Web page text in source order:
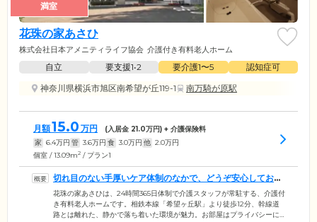
満室
花珠の家あさひ
株式会社日本アメニティライフ協会 介護付き有料老人ホーム
自立 要支援1•2 要介護1〜5
認知症可
神奈川県横浜市旭区南希望が丘119-1
南万騎が原駅
月額15.0 万円 (入居金 21.0万円) + 介護保険料
家 6.4万円 管 3.6万円 食 3.0万円 他 2.0万円
個室 / 13.09m2 / プラン1
切れ目のない手厚いケア体制のなかで、どうぞ安心してお過
ごしください
花珠の家あさひは、24時間365日体制で介護スタッフが常駐する、介護付
き有料老人ホームです。相鉄本線「希望ヶ丘駅」より徒歩12分、幹線道
路とは離れた、静かで落ち着いた環境が魅力。お部屋はプライバシーに